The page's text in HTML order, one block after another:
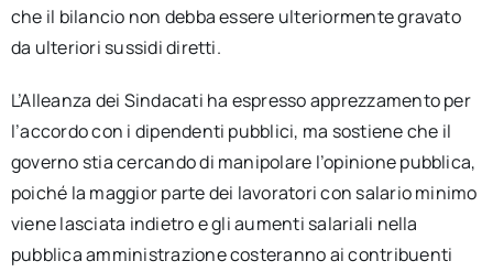
che il bilancio non debba essere ulteriormente gravato
da ulteriori sussidi diretti.
L’Alleanza dei Sindacati ha espresso apprezzamento per
l’accordo con i dipendenti pubblici, ma sostiene che il
governo stia cercando di manipolare l’opinione pubblica,
poiché la maggior parte dei lavoratori con salario minimo
viene lasciata indietro e gli aumenti salariali nella
pubblica amministrazione costeranno ai contribuenti